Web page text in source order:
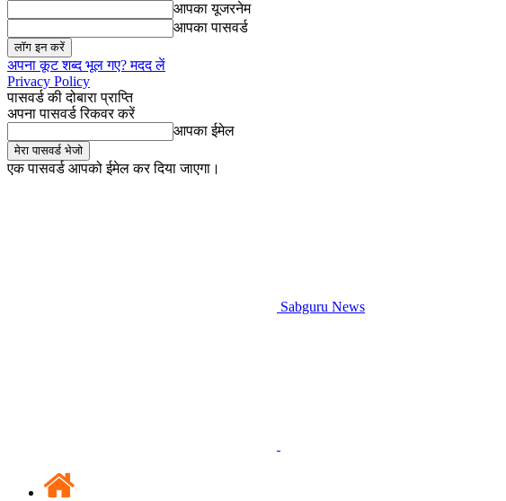
आपका यूजरनेम
आपका पासवर्ड
अपना कूट शब्द भूल गए? मदद लें
Privacy Policy
पासवर्ड की दोबारा प्राप्ति
अपना पासवर्ड रिकवर करें
आपका ईमेल
एक पासवर्ड आपको ईमेल कर दिया जाएगा।
Sabguru News